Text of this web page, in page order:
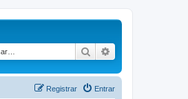
Pesquisar
Entrar
Registrar